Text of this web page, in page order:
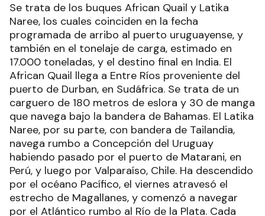
Se trata de los buques African Quail y Latika
Naree, los cuales coinciden en la fecha
programada de arribo al puerto uruguayense, y
también en el tonelaje de carga, estimado en
17.000 toneladas, y el destino final en India. El
African Quail llega a Entre Ríos proveniente del
puerto de Durban, en Sudáfrica. Se trata de un
carguero de 180 metros de eslora y 30 de manga
que navega bajo la bandera de Bahamas. El Latika
Naree, por su parte, con bandera de Tailandia,
navega rumbo a Concepción del Uruguay
habiendo pasado por el puerto de Matarani, en
Perú, y luego por Valparaíso, Chile. Ha descendido
por el océano Pacífico, el viernes atravesó el
estrecho de Magallanes, y comenzó a navegar
por el Atlántico rumbo al Río de la Plata. Cada